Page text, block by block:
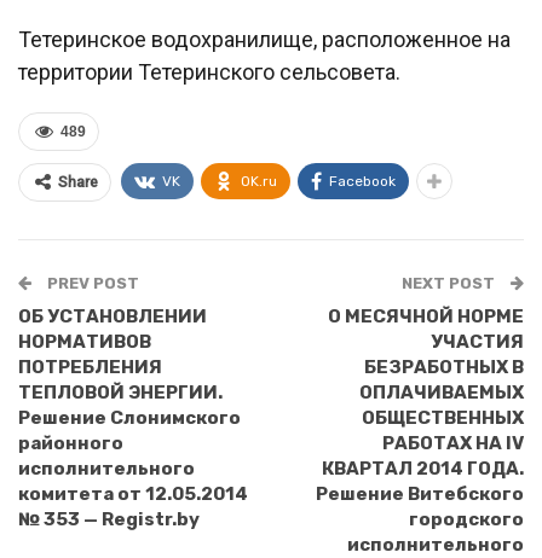
Тетеринское водохранилище, расположенное на
территории Тетеринского сельсовета.
489
Share VK OK.ru Facebook
PREV POST
ОБ УСТАНОВЛЕНИИ
НОРМАТИВОВ
ПОТРЕБЛЕНИЯ
ТЕПЛОВОЙ ЭНЕРГИИ.
Решение Слонимского
районного
исполнительного
комитета от 12.05.2014
№ 353 — Registr.by
NEXT POST
О МЕСЯЧНОЙ НОРМЕ
УЧАСТИЯ
БЕЗРАБОТНЫХ В
ОПЛАЧИВАЕМЫХ
ОБЩЕСТВЕННЫХ
РАБОТАХ НА IV
КВАРТАЛ 2014 ГОДА.
Решение Витебского
городского
исполнительного